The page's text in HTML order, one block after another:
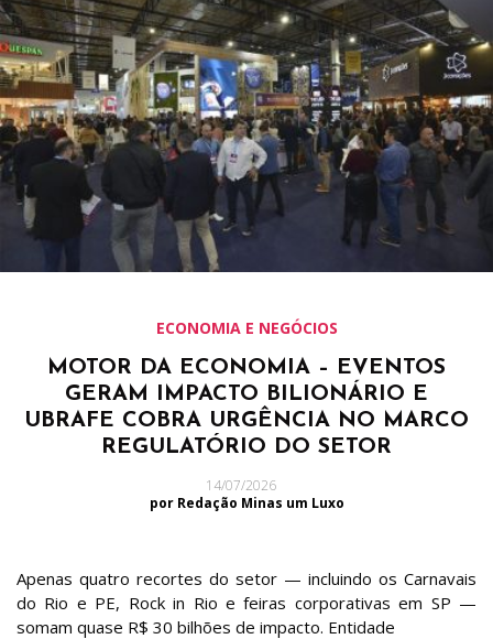
ECONOMIA E NEGÓCIOS
MOTOR DA ECONOMIA – EVENTOS
GERAM IMPACTO BILIONÁRIO E
UBRAFE COBRA URGÊNCIA NO MARCO
REGULATÓRIO DO SETOR
14/07/2026
por Redação Minas um Luxo
Apenas quatro recortes do setor — incluindo os Carnavais
do Rio e PE, Rock in Rio e feiras corporativas em SP —
somam quase R$ 30 bilhões de impacto. Entidade